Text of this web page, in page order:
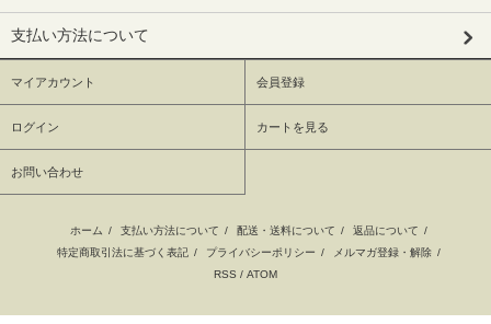
支払い方法について
マイアカウント 会員登録
ログイン カートを見る
お問い合わせ
ホーム / 支払い方法について / 配送・送料について / 返品について /
特定商取引法に基づく表記 / プライバシーポリシー / メルマガ登録・解除 /
RSS / ATOM